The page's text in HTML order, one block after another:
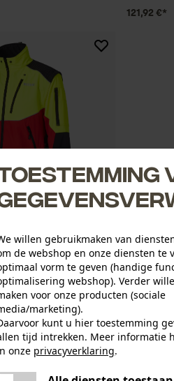
121,92 €*
Stretch
willen gebruikmaken van
de webshop en onze diensten te
vorm te geven (handige
webshop). Verder
voor onze producten (sociale
marketing).
kunt u hier toestemming
tijd intrekken. Meer informatie
onze privacyverklaring.